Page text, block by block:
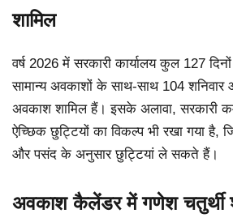
शामिल
वर्ष 2026 में सरकारी कार्यालय कुल 127
सामान्य अवकाशों के साथ-साथ 104 शनिवार
अवकाश शामिल हैं। इसके अलावा, सरकारी
ऐच्छिक छुट्टियों का विकल्प भी रखा गया है,
और पसंद के अनुसार छुट्टियां ले सकते हैं।
अवकाश कैलेंडर में गणेश चतुर्थी